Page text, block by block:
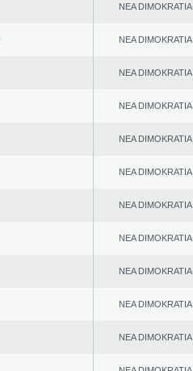
NEA DΙMOKRATIA
NEA DΙMOKRATIA
NEA DΙMOKRATIA
NEA DΙMOKRATIA
NEA DΙMOKRATIA
NEA DΙMOKRATIA
NEA DΙMOKRATIA
NEA DΙMOKRATIA
NEA DΙMOKRATIA
NEA DΙMOKRATIA
NEA DΙMOKRATIA